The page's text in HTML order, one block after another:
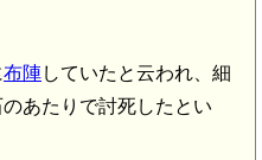
布陣していたと云われ、細
あたりで討死したとい